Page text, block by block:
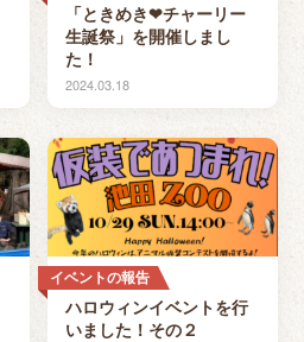
「ときめき❤チャーリー
生誕祭」を開催しまし
た！
2024.03.18
イベントの報告
ハロウィンイベントを行
いました！その２